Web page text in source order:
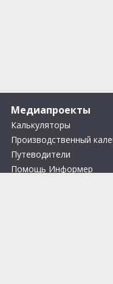
Медиапроекты
Калькуляторы
Производственный
Путеводители
Помощь Информер